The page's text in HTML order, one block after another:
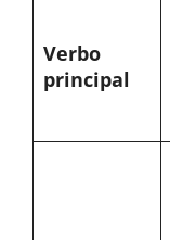
Verbo
principal